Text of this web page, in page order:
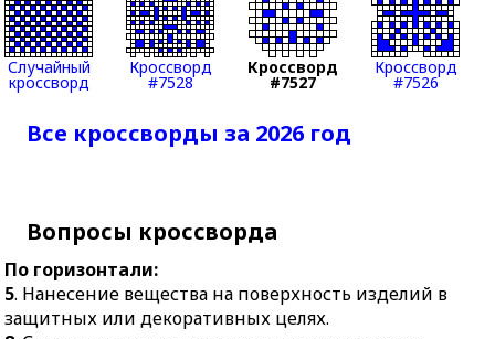
15.Искусство
рассказывать истории,
стоя на кончиках
пальцев.
16.Часть кожи,
расположенная под её
несущая дежурство на
19.Револьвер с
вращающимся
эпидемий.
11.Инструмент для
ручного строгания
древесины.
ипподромных
20.
интернете.
22.Резная или крашеная
Случайный
кроссворд
Кроссворд
#7528
Кроссворд
#7527
Кроссворд
#7526
Все кроссворды за 2026 год
Вопросы кроссворда
По горизонтали:
5. Нанесение вещества на поверхность изделий в
защитных или декоративных целях.